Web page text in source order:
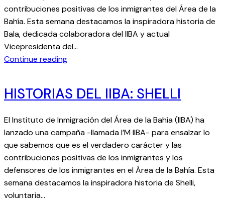
contribuciones positivas de los inmigrantes del Área de la
Bahía. Esta semana destacamos la inspiradora historia de
Bala, dedicada colaboradora del IIBA y actual
Vicepresidenta del…
Continue reading:
s
o
r
i
a
s
d
HISTORIAS DEL IIBA: SHELLI
El Instituto de Inmigración del Área de la Bahía (IIBA) ha
lanzado una campaña -llamada I’M IIBA- para ensalzar lo
que sabemos que es el verdadero carácter y las
contribuciones positivas de los inmigrantes y los
defensores de los inmigrantes en el Área de la Bahía. Esta
semana destacamos la inspiradora historia de Shelli,
voluntaria…